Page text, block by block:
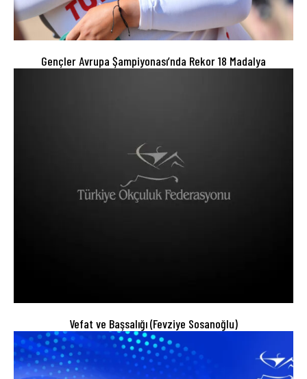
Gençler Avrupa Şampiyonası’nda Rekor 18 Madalya
Vefat ve Başsalığı (Fevziye Sosanoğlu)